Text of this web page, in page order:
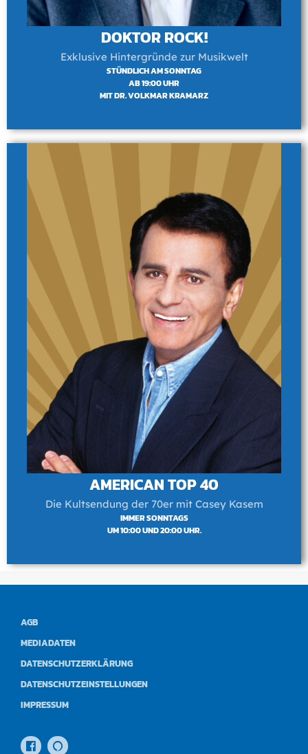
DOKTOR ROCK!
Exklusive Hintergründe zur Musikwelt
STÜNDLICH AM SONNTAG
AB 19:00 UHR
MIT DR. VOLKMAR KRAMARZ
AMERICAN TOP 40
Die Kultsendung der 70er mit Casey Kasem
IMMER SONNTAGS
UM 10:00 UND 20:00 UHR.
AGB
MEDIADATEN
DATENSCHUTZERKLÄRUNG
DATENSCHUTZEINSTELLUNGEN
IMPRESSUM